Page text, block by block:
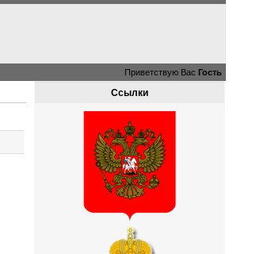
Приветствую Вас Гость
Ссылки